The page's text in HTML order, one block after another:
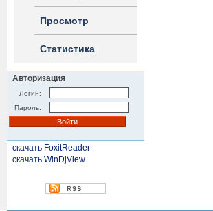
Просмотр
Статистика
Авторизация
Логин:
Пароль:
скачать FoxitReader
скачать WinDjView